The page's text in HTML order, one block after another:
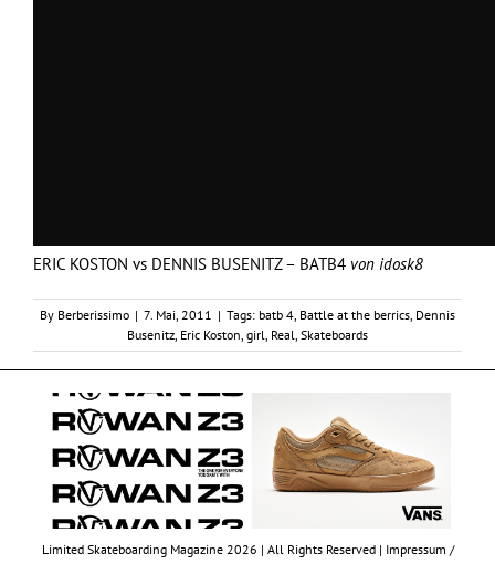
ERIC KOSTON vs DENNIS BUSENITZ – BATB4 von idosk8
By Berberissimo | 7. Mai, 2011 | Tags: batb 4 Battle at the berrics Dennis
Busenitz Eric Koston girl Real Skateboards
Limited Skateboarding Magazine 2026 | All Rights Reserved | Impressum /